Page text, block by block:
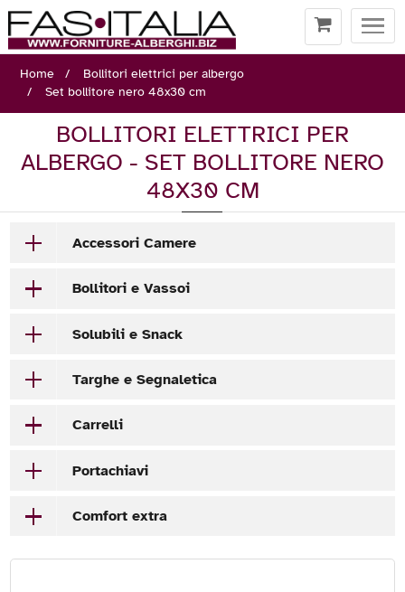
Home
Bollitori elettrici per albergo
Set bollitore nero 48x30 cm
BOLLITORI ELETTRICI PER
ALBERGO - SET BOLLITORE NERO
48X30 CM
Accessori Camere
Bollitori e Vassoi
Solubili e Snack
Targhe e Segnaletica
Carrelli
Portachiavi
Comfort extra